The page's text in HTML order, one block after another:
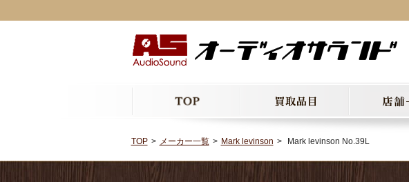
TOP メーカー一覧 Mark levinson Mark levinson No.39L